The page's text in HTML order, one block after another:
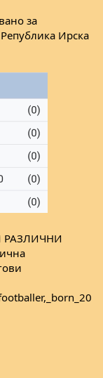
за
Ирска
РАЗЛИЧНИ